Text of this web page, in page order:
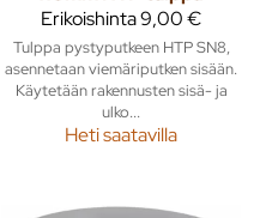
Erikoishinta9,00 €
Tulppa pystyputkeen HTP SN8,
asennetaan viemäriputken sisään.
Käytetään rakennusten sisä- ja
ulko...
Heti saatavilla